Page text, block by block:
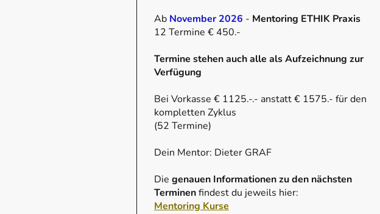
Ab November 2026 - Mentoring ETHIK Praxis
12 Termine € 450.-
Termine stehen auch alle als Aufzeichnung zur
Verfügung
Bei Vorkasse € 1125.-.- anstatt € 1575.- für den
kompletten Zyklus
(52 Termine)
Dein Mentor: Dieter GRAF
Die genauen Informationen zu den nächsten
Terminenfindest du jeweils hier:
Mentoring Kurse